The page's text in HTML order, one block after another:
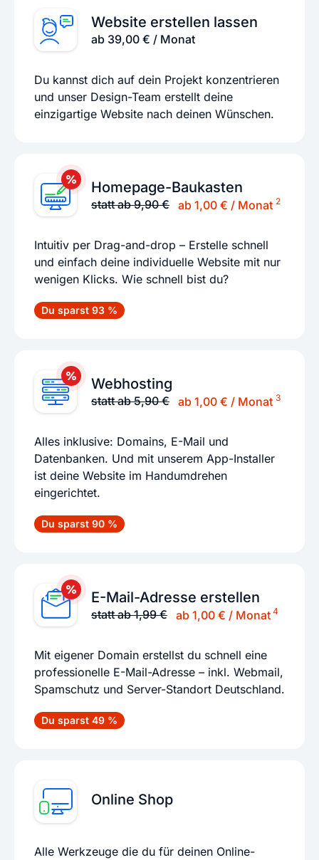
Website erstellen lassen
ab 39,00 € / Monat
Du kannst dich auf dein Projekt konzentrieren
und unser Design-Team erstellt deine
einzigartige Website nach deinen Wünschen.
Homepage-Baukasten
statt ab 9,90 € ab 1,00 € / Monat 2
Intuitiv per Drag-and-drop – Erstelle schnell
und einfach deine individuelle Website mit nur
wenigen Klicks. Wie schnell bist du?
Du sparst 93 %
Webhosting
statt ab 5,90 € ab 1,00 € / Monat 3
Alles inklusive: Domains, E-Mail und
Datenbanken. Und mit unserem App-Installer
ist deine Website im Handumdrehen
eingerichtet.
Du sparst 90 %
E-Mail-Adresse erstellen
statt ab 1,99 € ab 1,00 € / Monat4
Mit eigener Domain erstellst du schnell eine
professionelle E-Mail-Adresse – inkl. Webmail,
Spamschutz und Server-Standort Deutschland.
Du sparst 49 %
Online Shop
Alle Werkzeuge die du für deinen Online-